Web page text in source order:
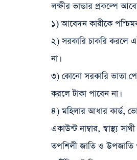
লক্ষীর ভান্ডার প্রকল্পে
১) আবেদন কারীকে
২) সরকারি চাকরি করলে
না।
৩) কোনো সরকারি ভাতা
করলে টাকা পাবেন না।
৪) মহিলার আধার কার্ড,
একাউন্ট নাম্বার, স্বাস্থ্য
তপশিলী জাতি ও উপজাতি